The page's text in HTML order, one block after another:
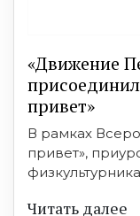
«Движение
привет»
В рамках
привет»,
Читать далее